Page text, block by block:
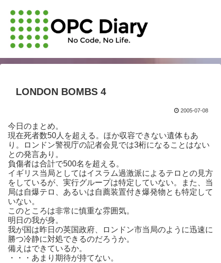
LONDON BOMBS 4
2005-07-08
今日のまとめ。
現在死者数50人を超える。ほか収容できない遺体もあ
り。ロンドン警視庁の記者会見では3桁になることはない
との発言あり。
負傷者は合計で500名を超える。
イギリス当局としてはイスラム過激派によるテロとの見方
をしているが、実行グループは特定していない。また、当
局は自爆テロ、あるいは自薦装置付き爆発物とも特定して
いない。
このところは非常に慎重な雰囲気。
明日の我が身。
我が国は昨日の英国政府、ロンドン市当局のように迅速に
勝つ冷静に対処できるのだろうか。
備えはできているか。
・・・あまり期待が持てない。